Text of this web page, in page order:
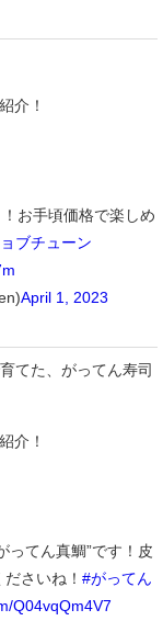
介！
お手頃価格で楽しめ
ブチューン
April 1, 2023
てた、がってん寿司
介！
ってん真鯛”です！皮
さいね！ #がってん
Q04vqQm4V7